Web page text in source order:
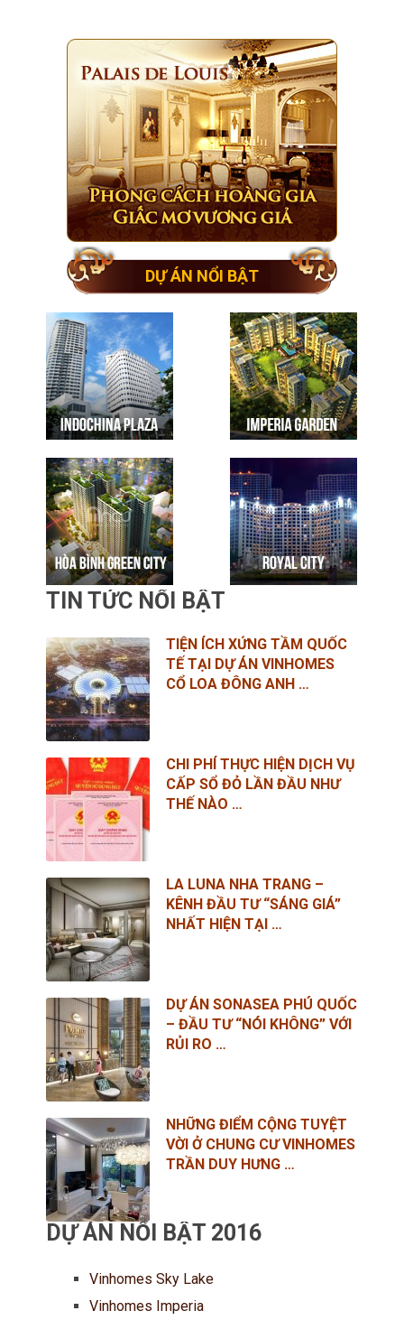
DỰ ÁN NỔI BẬT
TIN TỨC NỔI BẬT
TIỆN ÍCH XỨNG TẦM QUỐC
TẾ TẠI DỰ ÁN VINHOMES
CỔ LOA ĐÔNG ANH …
CHI PHÍ THỰC HIỆN DỊCH VỤ
CẤP SỔ ĐỎ LẦN ĐẦU NHƯ
THẾ NÀO …
LA LUNA NHA TRANG –
KÊNH ĐẦU TƯ “SÁNG GIÁ”
NHẤT HIỆN TẠI …
DỰ ÁN SONASEA PHÚ QUỐC
– ĐẦU TƯ “NÓI KHÔNG” VỚI
RỦI RO …
NHỮNG ĐIỂM CỘNG TUYỆT
VỜI Ở CHUNG CƯ VINHOMES
TRẦN DUY HƯNG …
DỰ ÁN NỔI BẬT 2016
Vinhomes Sky Lake
Vinhomes Imperia